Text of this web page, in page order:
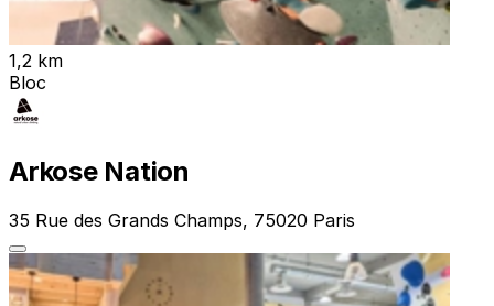
1,2 km
Bloc
Arkose Nation
35 Rue des Grands Champs, 75020 Paris